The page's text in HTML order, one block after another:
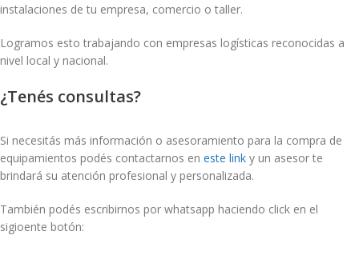
instalaciones de tu empresa, comercio o taller.
Logramos esto trabajando con empresas logísticas reconocidas a
nivel local y nacional.
¿Tenés consultas?
Si necesitás más información o asesoramiento para la compra de
equipamientos podés contactarnos en este link y un asesor te
brindará su atención profesional y personalizada.
También podés escribirnos por whatsapp haciendo click en el
sigioente botón: